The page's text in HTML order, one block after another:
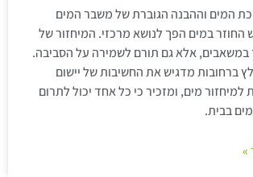
המים וההבנה הגוברת של משבר המים
החוזר במים הפך לנושא מרכזי. המיחזור של
במשאבים, אלא גם תורם לשמירה על הסביבה.
ברחובות מדגיש את החשיבות של יישום
מים, ומזכיר כי כל אחד יכול לתרום
בבית.
»